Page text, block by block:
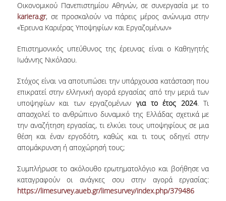
ADMINISTRATIVE STAFF
POSTDOCTORAL RESEARCHERS
UNDERGRADUATE STUDIES
CURRICULUM OF THE DEPARTMENT
GUIDE AND STREAMS OF STUDY
PROGRAM COURSES
INTERNSHIP AND THESIS
POSTGRADUATE STUDIES
Οικονομικού Πανεπιστημίου Αθηνών, σε συνεργασία με το
kariera.gr, σε προσκαλούν να πάρεις μέρος ανώνυμα στην
«Έρευνα Καριέρας Υποψηφίων και Εργαζομένων»
Επιστημονικός υπεύθυνος της έρευνας είναι ο Καθηγητής
Ιωάννης Νικόλαου.
Στόχος είναι να αποτυπώσει την υπάρχουσα κατάσταση που
επικρατεί στην ελληνική αγορά εργασίας από την μεριά των
υποψηφίων και των εργαζομένων για το έτος 2024. Τι
απασχολεί το ανθρώπινο δυναμικό της Ελλάδας σχετικά με
την αναζήτηση εργασίας, τι ελκύει τους υποψηφίους σε μια
θέση και έναν εργοδότη, καθώς και τι τους οδηγεί στην
απομάκρυνση ή αποχώρησή τους;
Συμπλήρωσε το ακόλουθο ερωτηματολόγιο και βοήθησε να
καταγραφούν οι ανάγκες σου στην αγορά εργασίας:
https://limesurvey.aueb.gr/limesurvey/index.php/379486